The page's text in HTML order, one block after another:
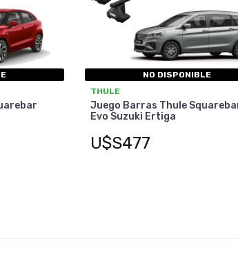
NO DISPONIBLE
THULE
Juego Barras Thule
Evo Suzuki Ertiga
U$S477